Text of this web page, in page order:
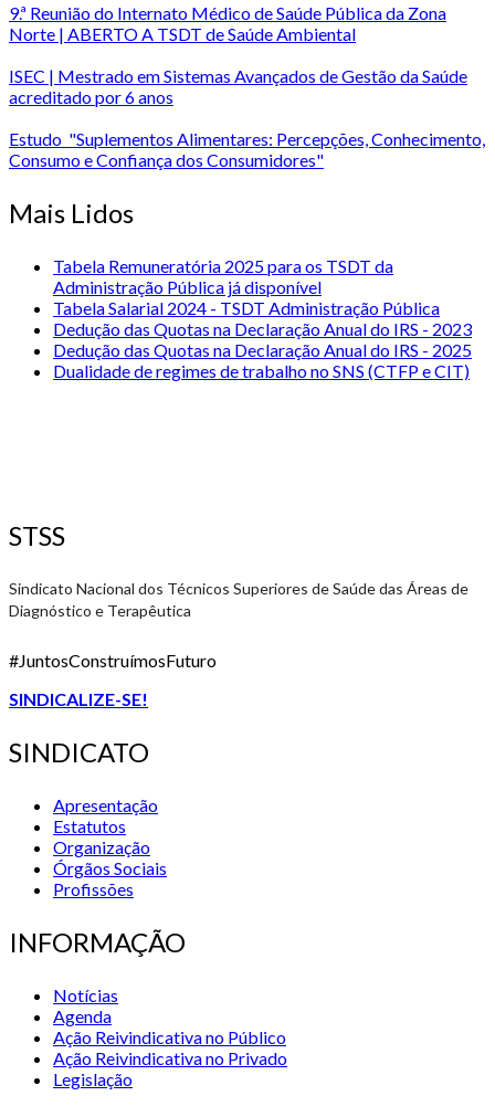
9.ª Reunião do Internato Médico de Saúde Pública da Zona
Norte | ABERTO A TSDT de Saúde Ambiental
ISEC | Mestrado em Sistemas Avançados de Gestão da Saúde
acreditado por 6 anos
Estudo "Suplementos Alimentares: Percepções, Conhecimento,
Consumo e Confiança dos Consumidores"
Mais Lidos
Tabela Remuneratória 2025 para os TSDT da
Administração Pública já disponível
Tabela Salarial 2024 - TSDT Administração Pública
Dedução das Quotas na Declaração Anual do IRS - 2023
Dedução das Quotas na Declaração Anual do IRS - 2025
Dualidade de regimes de trabalho no SNS (CTFP e CIT)
STSS
Sindicato Nacional dos Técnicos Superiores de Saúde das Áreas de
Diagnóstico e Terapêutica
#JuntosConstruímosFuturo
SINDICALIZE-SE!
SINDICATO
Apresentação
Estatutos
Organização
Órgãos Sociais
Profissões
INFORMAÇÃO
Notícias
Agenda
Ação Reivindicativa no Público
Ação Reivindicativa no Privado
Legislação